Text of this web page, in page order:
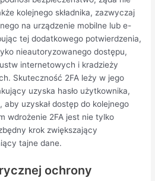
kolejnego składnika, zazwyczaj
na urządzenie mobilne lub e-
tej dodatkowego potwierdzenia,
nieautoryzowanego dostępu,
internetowych i kradzieży
Skuteczność 2FA leży w jego
uzyska hasło użytkownika,
aby uzyskał dostęp do kolejnego
wdrożenie 2FA jest nie tylko
krok zwiększający
tajne dane.
ochrony